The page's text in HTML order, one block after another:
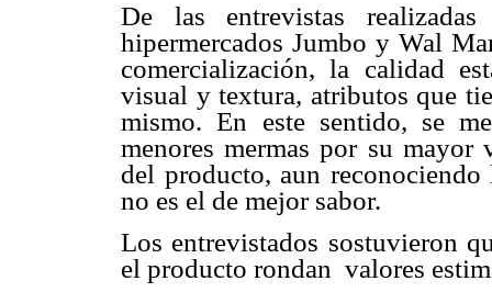
De las entrevistas
hipermercados Jumbo y Wal
comercialización, la calidad
visual y textura, atributos que
mismo. En este sentido, se
menores mermas por su
del producto, aun
no es el de mejor sabor.
Los entrevistados sostuvieron
el producto rondan valores